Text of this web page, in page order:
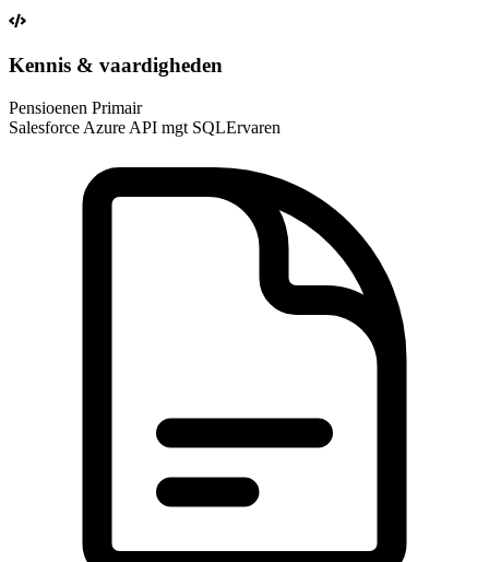
Kennis & vaardigheden
Pensioenen Primair
Salesforce Azure API mgt SQLErvaren